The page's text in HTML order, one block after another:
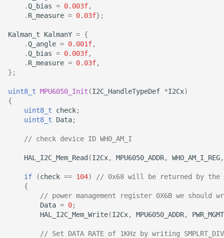
.Q_bias = 0.003f,
. R_measure = 0.03f};
Kalman_t KalmanY = {
.Q_angle = 0.001f,
.Q_bias = 0.003f,
. R_measure = 0.03f,
};
uint8_t MPU6050_Init (I2C_HandleTypeDef *I2Cx)
{
uint8_t
check;
uint8_t
Data;
// check device ID WHO_AM_I
HAL_I2C_Mem_Read(I2Cx, MPU6050_ADDR, WHO_AM_I_REG,
if (check == 104)
// 0x68 will be returned by the
{
// power management register 0X6B we
Data = 0;
HAL_I2C_Mem_Write(I2Cx, MPU6050_ADDR,
// Set DATA RATE of 1KHz by writing